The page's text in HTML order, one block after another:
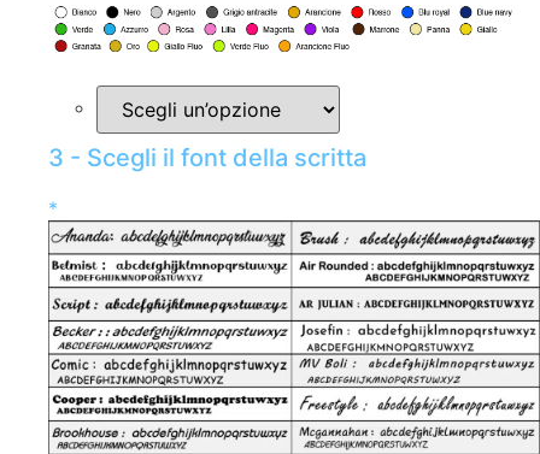
3 - Scegli il font della scritta
*